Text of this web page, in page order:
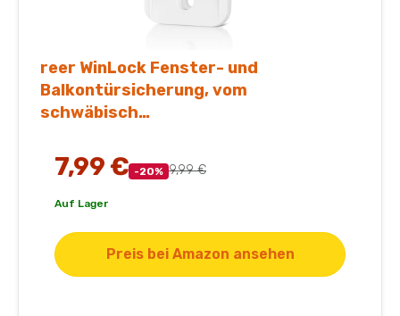
reer WinLock Fenster- und
Balkontürsicherung, vom
schwäbisch…
7,99 € -20% 9,99 €
Auf Lager
Preis bei Amazon ansehen